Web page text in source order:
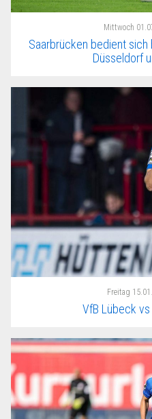
Mittwoch
Saarbrücken bedient sich
Düsseldorf
Freitag
VfB Lübeck